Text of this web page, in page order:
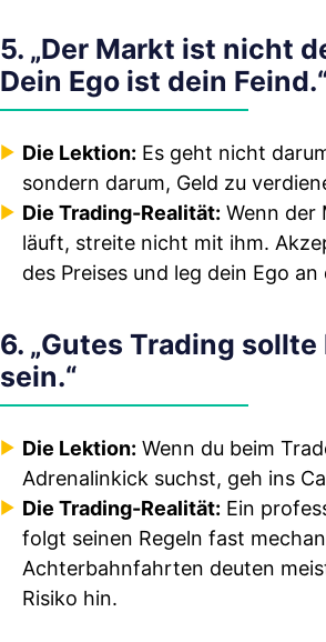
5. „Der Markt ist nicht
Dein Ego ist dein
Die Lektion: Es geht nicht
sondern darum, Geld zu
Die Trading-Realität: Wenn der
läuft, streite nicht mit ihm.
des Preises und leg dein Ego
6. „Gutes Trading
sein.“
Die Lektion: Wenn du beim
Adrenalinkick suchst, geh ins
Die Trading-Realität: Ein
folgt seinen Regeln fast
Achterbahnfahrten deuten
Risiko hin.